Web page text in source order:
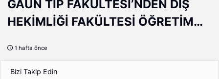
GAÜN TIP FAKÜLTESİ’NDEN DİŞ
HEKİMLİĞİ FAKÜLTESİ ÖĞRETİM
1 hafta önce
Bizi Takip Edin